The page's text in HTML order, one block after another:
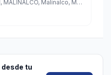
CALZADA DEL PANTEON SN, MALINALCO, Malinalco, México
tu